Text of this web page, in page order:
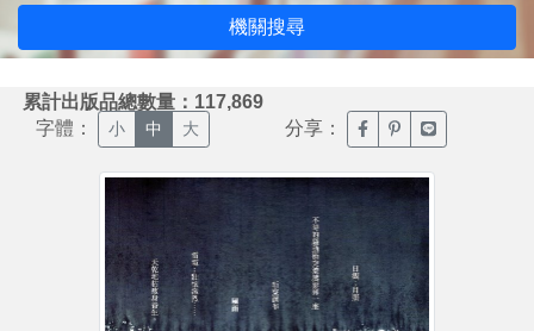
機關搜尋
累計出版品總數量：117,869
字體： 小 中 大 分享： 臉書分享(另開新視窗)
噗浪分享(另開新
Line分享(另